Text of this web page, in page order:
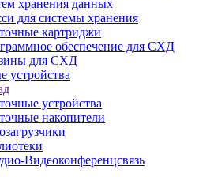
хранения данных
для системы хранения
картриджи
обеспечение для СХД
для СХД
устройства
устройства
накопители
Видеоконференцсвязь